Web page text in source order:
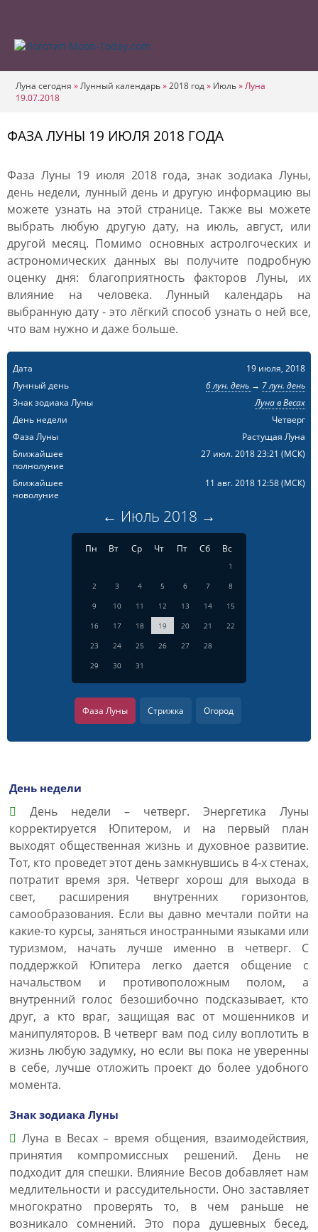
Луна сегодня »Лунный календарь»2018 год» Июль»Луна
19.07.2018
ФАЗА ЛУНЫ 19 ИЮЛЯ 2018 ГОДА
Фаза Луны 19 июля 2018 года, знак зодиака Луны,
день недели, лунный день и другую информацию вы
можете узнать на этой странице. Также вы можете
выбрать любую другую дату, на июль, август, или
другой месяц. Помимо основных астролгоческих и
астрономических данных вы получите подробную
оценку дня: благоприятность факторов Луны, их
влияние на человека. Лунный календарь на
выбранную дату - это лёгкий способ узнать о ней все,
что вам нужно и даже больше.
Дата
19 июля, 2018
Лунный день
6 лун. день → 7 лун. день
Знак зодиака Луны
Луна в Весах
День недели
Четверг
Фаза Луны
Растущая Луна
Ближайшее
полнолуние
27 июл. 2018 23:21 (МСК)
Ближайшее
новолуние
11 авг. 2018 12:58(МСК)
← Июль 2018 →
Пн Вт Ср Чт Пт Сб Вс
1
2
3 4 5 6 7
8
9
10 11 12 13 14
15
16
17 18 19 20 21
22
23
24 25 26 27
28
29
30 31
Фаза Луны Стрижка Огород
День недели
День недели – четверг. Энергетика Луны
корректируется Юпитером, и на первый план
выходят общественная жизнь и духовное развитие.
Тот, кто проведет этот день замкнувшись в 4-х стенах,
потратит время зря. Четверг хорош для выхода в
свет, расширения внутренних горизонтов,
самообразования. Если вы давно мечтали пойти на
какие-то курсы, заняться иностранными языками или
туризмом, начать лучше именно в четверг. С
поддержкой Юпитера легко дается общение с
начальством и противоположным полом, а
внутренний голос безошибочно подсказывает, кто
друг, а кто враг, защищая вас от мошенников и
манипуляторов. В четверг вам под силу воплотить в
жизнь любую задумку, но если вы пока не уверенны
в себе, лучше отложить проект до более удобного
момента.
Знак зодиака Луны
Луна в Весах – время общения, взаимодействия,
принятия компромиссных решений. День не
подходит для спешки. Влияние Весов добавляет нам
медлительности и рассудительности. Оно заставляет
многократно проверять то, в чем раньше не
возникало сомнений. Это пора душевных бесед,